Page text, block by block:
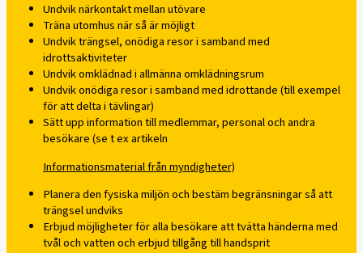
Undvik närkontakt mellan utövare
Träna utomhus när så är möjligt
Undvik trängsel, onödiga resor i samband med
idrottsaktiviteter
Undvik omklädnad i allmänna omklädningsrum
Undvik onödiga resor i samband med idrottande (till exempel
för att delta i tävlingar)
Sätt upp information till medlemmar, personal och andra
besökare (se t ex artikeln
Informationsmaterial från myndigheter)
Planera den fysiska miljön och bestäm begränsningar så att
trängsel undviks
Erbjud möjligheter för alla besökare att tvätta händerna med
tvål och vatten och erbjud tillgång till handsprit